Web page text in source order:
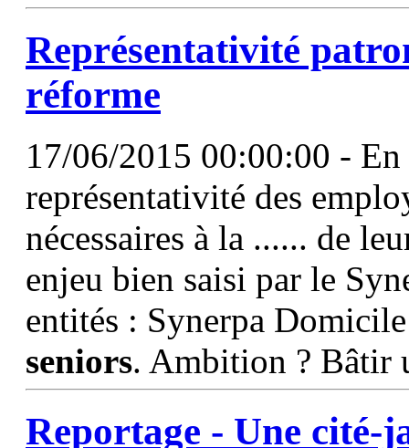
Représentativité
réforme
17/06/2015 00:00:00 -
représentativité des
nécessaires à la ...... de
enjeu bien saisi par le
entités : Synerpa
seniors. Ambition ? Bâtir
Reportage - Une cité-